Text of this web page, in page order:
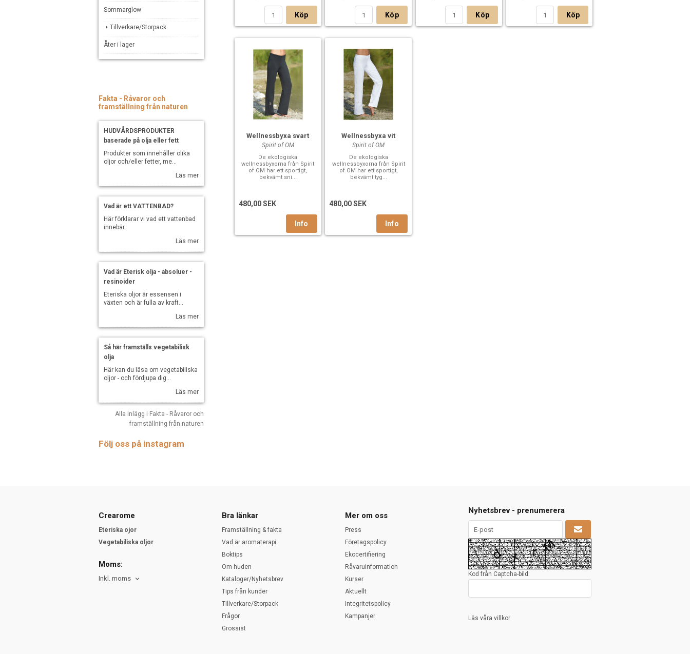
Sommarglow
Tillverkare/Storpack
Åter i lager
Fakta - Råvaror och
framställning från naturen
HUDVÅRDSPRODUKTER
baserade på olja eller fett
Produkter som innehåller olika
oljor och/eller fetter, me...
Läs mer
Vad är ett VATTENBAD?
Här förklarar vi vad ett vattenbad
innebär.
Läs mer
Vad är Eterisk olja - absoluer -
resinoider
Eteriska oljor är essensen i
växten och är fulla av kraft...
Läs mer
Så här framställs vegetabilisk
olja
Här kan du läsa om vegetabiliska
oljor - och fördjupa dig...
Läs mer
Alla inlägg i Fakta - Råvaror och
framställning från naturen
Följ oss på instagram
Köp Köp Köp Köp
Wellnessbyxa svart
Spirit of OM
De ekologiska
wellnessbyxorna från Spirit
of OM har ett sportigt,
bekvämt sni...
480,00 SEK
Wellnessbyxa vit
Spirit of OM
De ekologiska
wellnessbyxorna från Spirit
of OM har ett sportigt,
bekvämt tyg...
480,00 SEK
Crearome
Eteriska ojor
Vegetabiliska oljor
Moms:
Inkl. moms
Bra länkar
Framställning & fakta
Vad är aromaterapi
Boktips
Om huden
Kataloger/Nyhetsbrev
Tips från kunder
Tillverkare/Storpack
Frågor
Grossist
Mer om oss
Press
Företagspolicy
Ekocertifiering
Råvaruinformation
Kurser
Aktuellt
Integritetspolicy
Kampanjer
Nyhetsbrev - prenumerera
Kod från Captcha-bild:
Läs våra villkor